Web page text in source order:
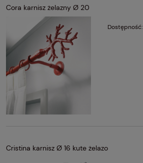
Cora karnisz żelazny Ø 20
Dostępność:
Cristina karnisz Ø 16 kute żelazo